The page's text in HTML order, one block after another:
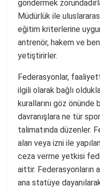
göndermek
Müdürlük ile
eğitim kriterlerine
antrenör, hakem ve
yetiştirirler.
Federasyonlar,
ilgili olarak bağlı
kurallarını göz önünde
davranışlara ne tür
talimatında düzenler.
alan veya izni ile
ceza verme yetkisi
aittir. Federasyonların
ana statüye